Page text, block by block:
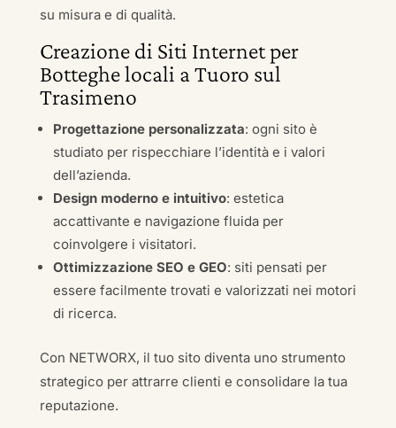
su misura e di qualità.
Creazione di Siti Internet per
Botteghe locali a Tuoro sul
Trasimeno
Progettazione personalizzata: ogni sito è
studiato per rispecchiare l’identità e i valori
dell’azienda.
Design moderno e intuitivo: estetica
accattivante e navigazione fluida per
coinvolgere i visitatori.
Ottimizzazione SEO e GEO: siti pensati per
essere facilmente trovati e valorizzati nei motori
di ricerca.
Con NETWORX, il tuo sito diventa uno strumento
strategico per attrarre clienti e consolidare la tua
reputazione.